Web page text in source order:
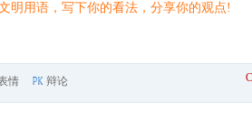
情 辩论